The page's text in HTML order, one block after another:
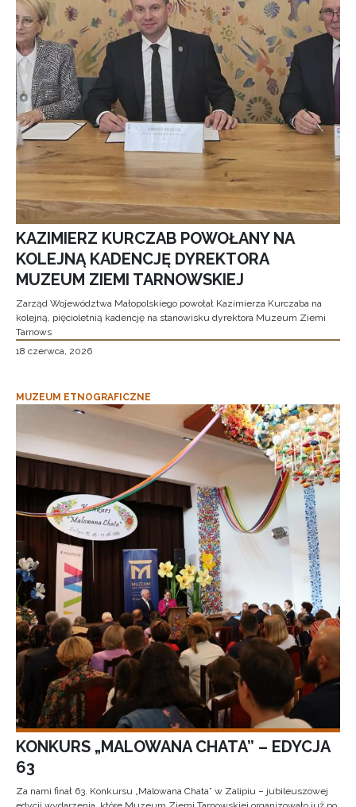
KAZIMIERZ KURCZAB POWOŁANY NA
KOLEJNĄ KADENCJĘ DYREKTORA
MUZEUM ZIEMI TARNOWSKIEJ
Zarząd Województwa Małopolskiego powołał Kazimierza Kurczaba na
kolejną, pięcioletnią kadencję na stanowisku dyrektora Muzeum Ziemi
Tarnows
18 czerwca, 2026
MUZEUM ETNOGRAFICZNE
KONKURS „MALOWANA CHATA” – EDYCJA
63
Za nami finał 63. Konkursu „Malowana Chata” w Zalipiu – jubileuszowej